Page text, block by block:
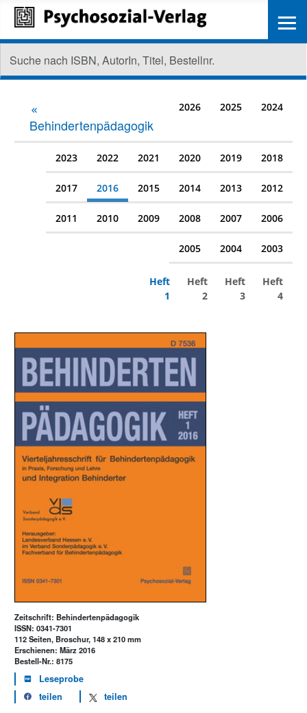
Behindertenpädagogik
2026 2025 2024
2023 2022 2021 2020 2019 2018
2017 2016 2015 2014 2013 2012
2011 2010 2009 2008 2007 2006
2005 2004 2003
Heft
1
Heft
2
Heft
3
Heft
4
Zeitschrift: Behindertenpädagogik
ISSN: 0341-7301
112 Seiten, Broschur, 148 x 210 mm
Erschienen: März 2016
Bestell-Nr.: 8175
Leseprobe
teilen
teilen
≡